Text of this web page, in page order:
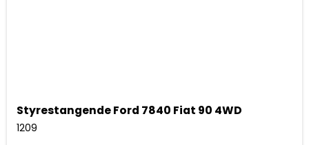
Styrestangende Ford 7840 Fiat 90 4WD
1209